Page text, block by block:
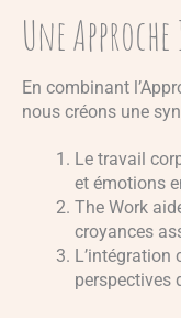
Une
En combinant
nous créons une
Le travail
et émotions
The Work
croyances
L’intégration
perspectives